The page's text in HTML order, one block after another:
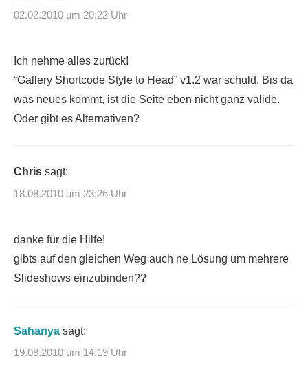
02.02.2010 um 20:22 Uhr
Ich nehme alles zurück!
“Gallery Shortcode Style to Head” v1.2 war schuld. Bis da
was neues kommt, ist die Seite eben nicht ganz valide.
Oder gibt es Alternativen?
Chris sagt:
18.08.2010 um 23:26 Uhr
danke für die Hilfe!
gibts auf den gleichen Weg auch ne Lösung um mehrere
Slideshows einzubinden??
Sahanya sagt:
19.08.2010 um 14:19 Uhr